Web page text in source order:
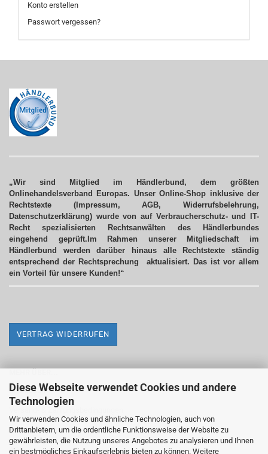
Diese Webseite verwendet Cookies und andere
Technologien
Wir verwenden Cookies und ähnliche Technologien, auch von
Drittanbietern, um die ordentliche Funktionsweise der Website zu
gewährleisten, die Nutzung unseres Angebotes zu analysieren und Ihnen
ein bestmögliches Einkaufserlebnis bieten zu können. Weitere
Konto erstellen
Passwort vergessen?
„Wir sind Mitglied im Händlerbund, dem größten
Onlinehandelsverband Europas. Unser Online-Shop inklusive der
Rechtstexte (Impressum, AGB, Widerrufsbelehrung,
Datenschutzerklärung) wurde von auf Verbraucherschutz- und IT-
Recht spezialisierten Rechtsanwälten des Händlerbundes
eingehend geprüft.Im Rahmen unserer Mitgliedschaft im
Händlerbund werden darüber hinaus alle Rechtstexte ständig
entsprechend der Rechtsprechung aktualisiert. Das ist vor allem
ein Vorteil für unsere Kunden!“
VERTRAG WIDERRUFEN
Impressum
Versand- & Zahlungsbedingungen
Widerrufsrecht & Widerrufsformular
AGB